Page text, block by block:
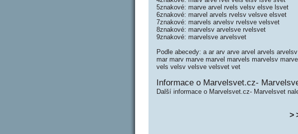
5znakové: marve arvel rvels velsv elsve lsvet
6znakové: marvel arvels rvelsv velsve elsvet
7znakové: marvels arvelsv rvelsve velsvet
8znakové: marvelsv arvelsve rvelsvet
9znakové: marvelsve arvelsvet
Podle abecedy: a ar arv arve arvel arvels
mar marv marve marvel marvels marvelsv
vels velsv velsve velsvet vet
Informace o Marvelsvet.cz-
Další informace o Marvelsvet.cz- Marvelsvet
>